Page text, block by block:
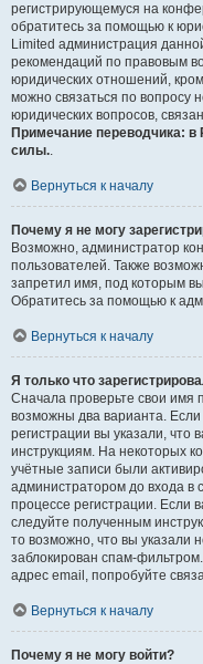
регистрирующемуся на
обратитесь за помощью к
Limited администрация
рекомендаций по правовым
юридических отношений,
можно связаться по вопросу
юридических вопросов,
Примечание переводчика:
силы..
Вернуться к началу
Почему я не могу
Возможно, администратор
пользователей. Также
запретил имя, под которым
Обратитесь за помощью к
Вернуться к началу
Я только что
Сначала проверьте свои имя
возможны два варианта.
регистрации вы указали, что
инструкциям. На некоторых
учётные записи были
администратором до входа в
процессе регистрации. Если
следуйте полученным
то возможно, что вы указали
заблокирован спам-
адрес email, попробуйте
Вернуться к началу
Почему я не могу войти?